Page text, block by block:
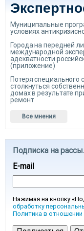
Муниципальные
условиях
Города на передней
международной
адекватности
(приложение)
Потеря специального
столкнуться
домах в результате
ремонт
Все мнения
Подписка на
E-mail
Нажимая на кнопку
обработку
Политика в